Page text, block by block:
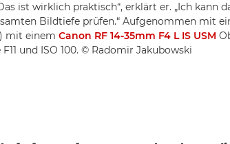
ist wirklich praktisch“, erklärt er. „Ich kann
Bildtiefe prüfen.“ Aufgenommen mit
) mit einem Canon RF 14-35mm F4 L IS USM
und ISO 100. © Radomir Jakubowski